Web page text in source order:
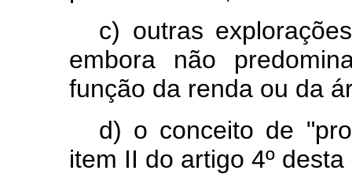
c) outras
embora não
função da renda ou da
d) o conceito de
item II do artigo 4º desta